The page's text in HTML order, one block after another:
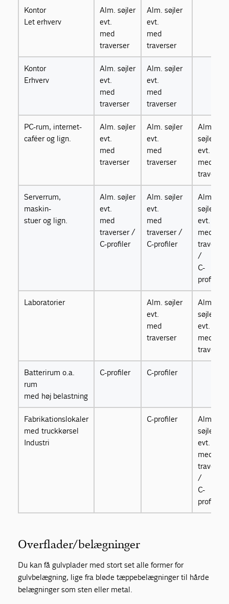
Kontor
Let erhverv
Alm. søjler
evt.
med
traverser
Alm. søjler
evt.
med
traverser
Kontor
Erhverv
Alm. søjler
evt.
med
traverser
Alm. søjler
evt.
med
traverser
PC-rum, internet-
caféer og lign.
Alm. søjler
evt.
med
traverser
Alm. søjler
evt.
med
traverser
Alm.
søjler
evt.
med
traverser
Serverrum,
maskin-
stuer og lign.
Alm. søjler
evt.
med
traverser /
C-profiler
Alm. søjler
evt.
med
traverser /
C-profiler
Alm.
søjler
evt.
med
traverser
/
C-
profiler
Laboratorier
Alm. søjler
evt.
med
traverser
Alm.
søjler
evt.
med
traverser
Batterirum o.a.
rum
med høj belastning
C-profiler C-profiler
Fabrikationslokaler
med truckkørsel
Industri
C-profiler
Alm.
søjler
evt.
med
traverser
/
C-
profiler
Overflader/belægninger
Du kan få gulvplader med stort set alle former for
gulvbelægning, lige fra bløde tæppebelægninger til hårde
belægninger som sten eller metal.